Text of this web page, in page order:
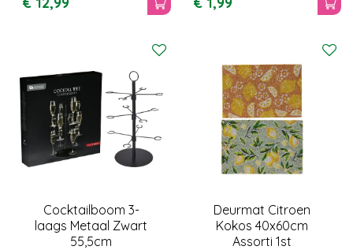
Cocktailboom 3-
laags Metaal Zwart
55,5cm
Deurmat Citroen
Kokos 40x60cm
Assorti 1st